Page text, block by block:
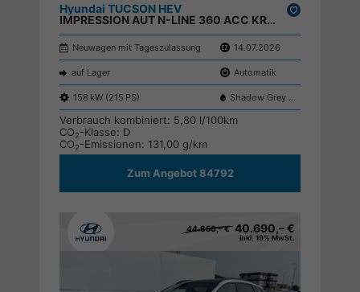
Hyundai TUCSON HEV
IMPRESSION AUT N-LINE 360 ACC KRELL RSPA MATRIX ;
Neuwagen mit Tageszulassung 14.07.2026
auf Lager Automatik
158 kW (215 PS) Shadow Grey TKG
Verbrauch kombiniert: 5,80 l/100km
CO2-Klasse: D
CO2-Emissionen: 131,00 g/km
Zum Angebot 84792
44.650,– € 40.690,– €
inkl. 19% MwSt.